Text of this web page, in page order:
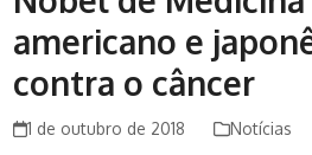
americano e
contra o câncer
1 de outubro de 2018 Notícias